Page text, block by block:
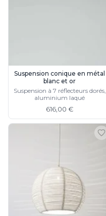
Myo
Nautic by Tekna
Objet insolite
Original BTC
Quintiesse
RADAR
Secto Design
Suspension conique en métal
blanc et or
Suspension à 7 réflecteurs dorés,
aluminium laqué
616,00 €